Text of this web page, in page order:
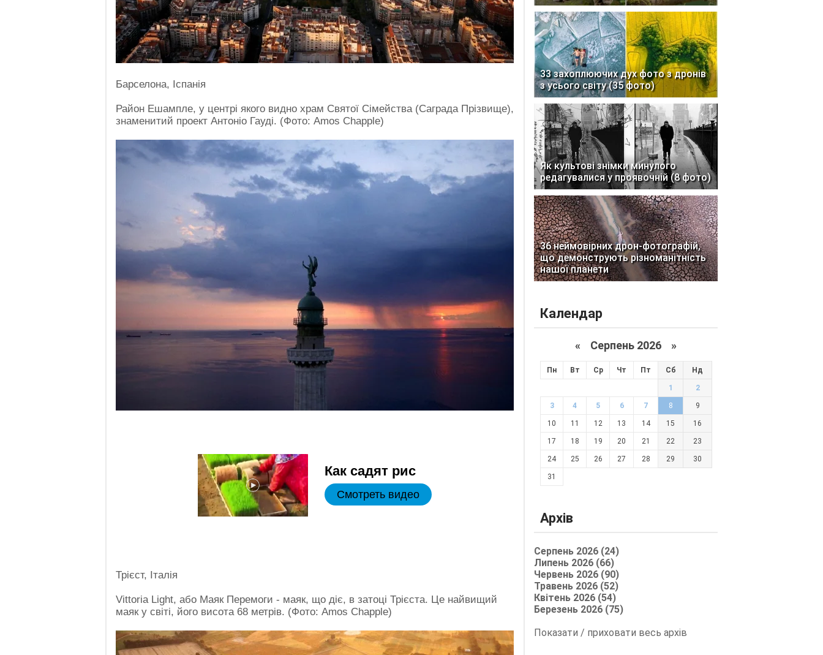
Барселона, Іспанія
Район Ешампле, у центрі якого видно храм Святої Сімейства (Саграда Прізвище),
знаменитий проект Антоніо Гауді. (Фото: Amos Chapple)
Как садят рис
Смотреть видео
Трієст, Італія
Vittoria Light, або Маяк Перемоги - маяк, що діє, в затоці Трієста. Це найвищий
маяк у світі, його висота 68 метрів. (Фото: Amos Chapple)
33 захоплюючих дух фото з дронів
з усього світу (35 фото)
Як культові знімки минулого
редагувалися у проявочній (8 фото)
36 неймовірних дрон-фотографій,
що демонструють різноманітність
нашої планети
Календар
« Серпень 2026 »
Пн Вт Ср Чт Пт Сб Нд
1 2
3 4 5 6 7 8 9
10 11 12 13 14 15 16
17 18 19 20 21 22 23
24 25 26 27 28 29 30
31
Архів
Серпень 2026 (24)
Липень 2026 (66)
Червень 2026 (90)
Травень 2026 (52)
Квітень 2026 (54)
Березень 2026 (75)
Показати / приховати весь архів